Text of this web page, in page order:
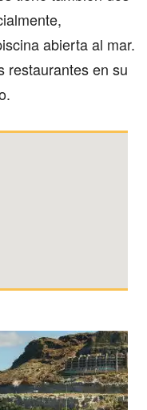
abierta al mar.
restaurantes en su